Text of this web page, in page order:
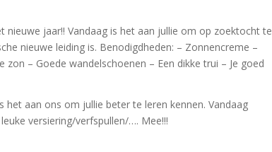
nieuwe jaar!! Vandaag is het aan jullie om op zoektocht te
nieuwe leiding is. Benodigdheden: – Zonnencreme –
– Goede wandelschoenen – Een dikke trui – Je goed
het aan ons om jullie beter te leren kennen. Vandaag
versiering/verfspullen/…. Mee!!!